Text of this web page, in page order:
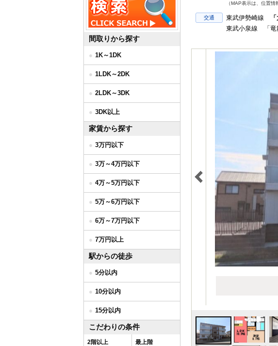
（MAP表示は、位置
交通 東武伊勢崎線
東武小泉線 「
間取りから探す
1K～1DK
1LDK～2DK
2LDK～3DK
3DK以上
家賃から探す
3万円以下
3万～4万円以下
4万～5万円以下
5万～6万円以下
6万～7万円以下
7万円以上
駅からの徒歩
5分以内
10分以内
15分以内
こだわりの条件
2階以上 最上階